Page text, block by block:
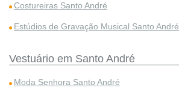
Costureiras Santo André
Estúdios de Gravação Musical Santo André
Vestuário em Santo André
Moda Senhora Santo André